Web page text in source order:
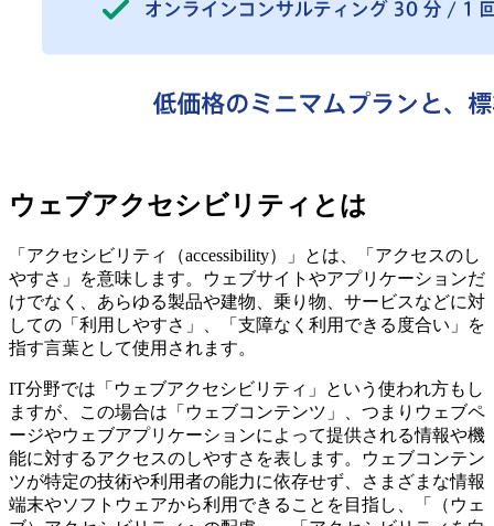
ウェブアクセシビリティとは
「アクセシビリティ（accessibility）」とは、「アクセスのし
やすさ」を意味します。ウェブサイトやアプリケーションだ
けでなく、あらゆる製品や建物、乗り物、サービスなどに対
しての「利用しやすさ」、「支障なく利用できる度合い」を
指す言葉として使用されます。
IT分野では「ウェブアクセシビリティ」という使われ方もし
ますが、この場合は「ウェブコンテンツ」、つまりウェブペ
ージやウェブアプリケーションによって提供される情報や機
能に対するアクセスのしやすさを表します。ウェブコンテン
ツが特定の技術や利用者の能力に依存せず、さまざまな情報
端末やソフトウェアから利用できることを目指し、「（ウェ